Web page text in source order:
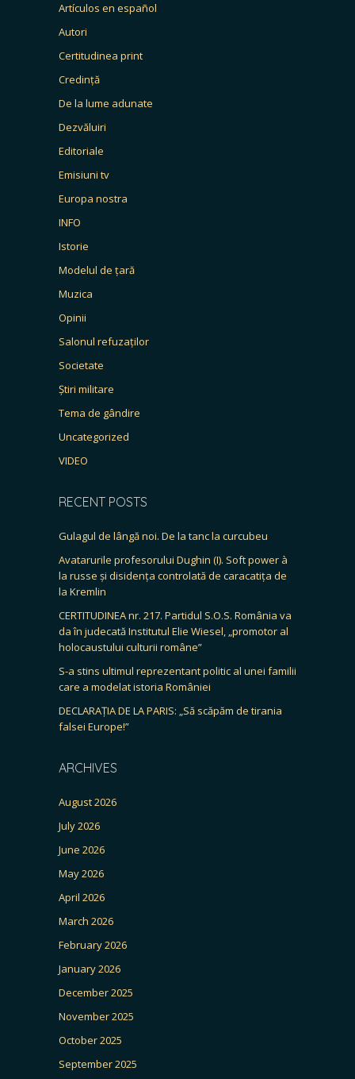
Artículos en español
Autori
Certitudinea print
Credință
De la lume adunate
Dezvăluiri
Editoriale
Emisiuni tv
Europa nostra
INFO
Istorie
Modelul de țară
Muzica
Opinii
Salonul refuzaților
Societate
Știri militare
Tema de gândire
Uncategorized
VIDEO
RECENT POSTS
Gulagul de lângă noi. De la tanc la curcubeu
Avatarurile profesorului Dughin (I). Soft power à
la russe și disidența controlată de caracatița de
la Kremlin
CERTITUDINEA nr. 217. Partidul S.O.S. România va
da în judecată Institutul Elie Wiesel, „promotor al
holocaustului culturii române”
S-a stins ultimul reprezentant politic al unei familii
care a modelat istoria României
DECLARAȚIA DE LA PARIS: „Să scăpăm de tirania
falsei Europe!”
ARCHIVES
August 2026
July 2026
June 2026
May 2026
April 2026
March 2026
February 2026
January 2026
December 2025
November 2025
October 2025
September 2025